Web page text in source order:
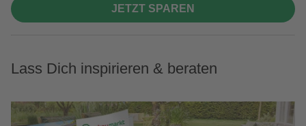
JETZT SPAREN
Lass Dich inspirieren & beraten